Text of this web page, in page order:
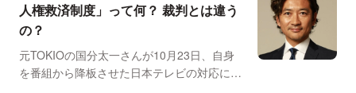
人権救済制度」って何？ 裁判とは違う
の？
元TOKIOの国分太一さんが10月23日、自身
を番組から降板させた日本テレビの対応につ